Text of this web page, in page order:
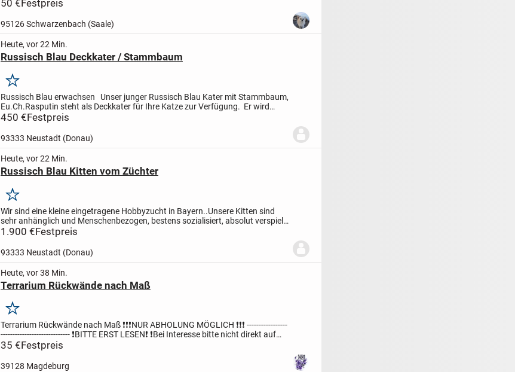
50 €Festpreis
95126 Schwarzenbach (Saale)
Heute, vor 22 Min.
Russisch Blau Deckkater / Stammbaum
Merken
Russisch Blau erwachsen
Unser junger Russisch Blau Kater mit Stammbaum,
Eu.Ch.Rasputin steht als Deckkater für Ihre Katze zur Verfügung. Er wird
regelmäßig entwurmt und geimpft inkl. Tollwut...
450 €Festpreis
93333 Neustadt (Donau)
Heute, vor 22 Min.
Russisch Blau Kitten vom Züchter
Merken
Wir sind eine kleine eingetragene Hobbyzucht in Bayern..Unsere Kitten sind
sehr anhänglich und Menschenbezogen, bestens sozialisiert, absolut verspielt
und verschmust.Die Kleinen werden geimpft,...
1.900 €Festpreis
93333 Neustadt (Donau)
Heute, vor 38 Min.
Terrarium Rückwände nach Maß
Merken
Terrarium Rückwände nach Maß❗️❗️❗️NUR ABHOLUNG MÖGLICH ❗️❗️❗️ -----------------
-----------------------------❗️BITTE ERST LESEN❗️ ❗️Bei Interesse bitte nicht direkt auf
kaufen drücken, bitte...
35 €Festpreis
39128 Magdeburg